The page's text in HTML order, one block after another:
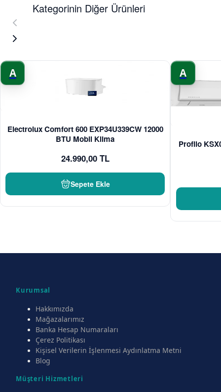
Kategorinin Diğer Ürünleri
A
Electrolux Comfort 600 EXP34U339CW 12000
BTU Mobil Klima
24.990,00 TL
Sepete Ekle
A
Profilo
Kurumsal
Hakkımızda
Mağazalarımız
Banka Hesap Numaraları
Çerez Politikası
Kişisel Verilerin İşlenmesi Aydınlatma Metni
Blog
Müşteri Hizmetleri